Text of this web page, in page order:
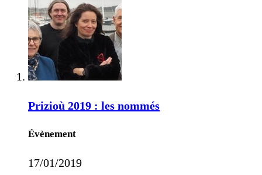
Prizioù 2019 : les nommés
Évènement
17/01/2019